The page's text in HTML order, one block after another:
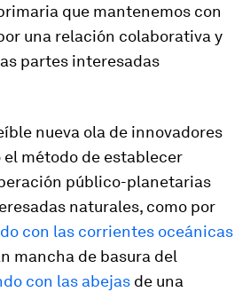
que mantenemos con
una relación colaborativa y
partes interesadas
nueva ola de innovadores
método de establecer
público-planetarias
naturales, como por
con las corrientes oceánicas
mancha de basura del
con las abejas de una